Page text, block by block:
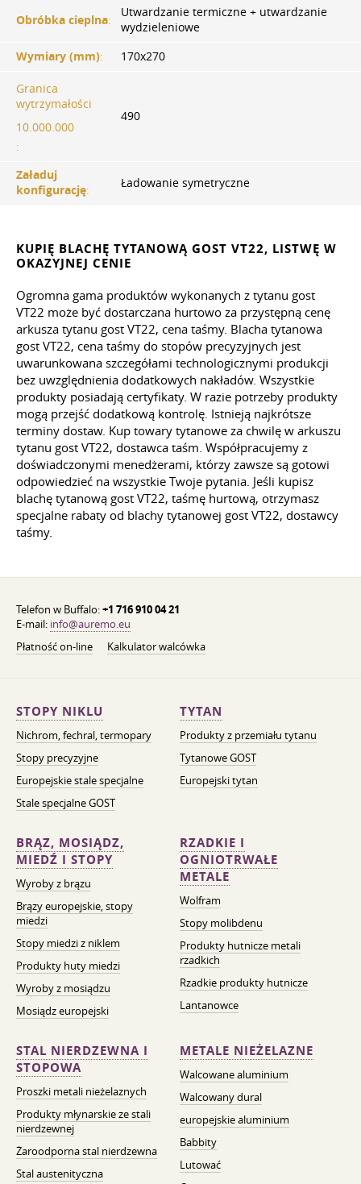
Obróbka cieplna:
Utwardzanie termiczne + utwardzanie
wydzieleniowe
Wymiary (mm): 170x270
Granica
wytrzymałości
10.000.000
:
490
Załaduj
konfigurację:
Ładowanie symetryczne
KUPIĘ BLACHĘ TYTANOWĄ GOST VT22, LISTWĘ W
OKAZYJNEJ CENIE
Ogromna gama produktów wykonanych z tytanu gost
VT22 może być dostarczana hurtowo za przystępną cenę
arkusza tytanu gost VT22, cena taśmy. Blacha tytanowa
gost VT22, cena taśmy do stopów precyzyjnych jest
uwarunkowana szczegółami technologicznymi produkcji
bez uwzględnienia dodatkowych nakładów. Wszystkie
produkty posiadają certyfikaty. W razie potrzeby produkty
mogą przejść dodatkową kontrolę. Istnieją najkrótsze
terminy dostaw. Kup towary tytanowe za chwilę w arkuszu
tytanu gost VT22, dostawca taśm. Współpracujemy z
doświadczonymi menedżerami, którzy zawsze są gotowi
odpowiedzieć na wszystkie Twoje pytania. Jeśli kupisz
blachę tytanową gost VT22, taśmę hurtową, otrzymasz
specjalne rabaty od blachy tytanowej gost VT22, dostawcy
taśmy.
Telefon w Buffalo:+1 716 910 04 21
E-mail: info@auremo.eu
Płatność on-line
Kalkulator walcówka
STOPY NIKLU
Nichrom, fechral, termopary
Stopy precyzyjne
Europejskie stale specjalne
Stale specjalne GOST
TYTAN
Produkty z przemiału tytanu
Tytanowe GOST
Europejski tytan
BRĄZ, MOSIĄDZ,
MIEDŹ I STOPY
Wyroby z brązu
Brązy europejskie, stopy
miedzi
Stopy miedzi z niklem
Produkty huty miedzi
Wyroby z mosiądzu
Mosiądz europejski
RZADKIE I
OGNIOTRWAŁE
METALE
Wolfram
Stopy molibdenu
Produkty hutnicze metali
rzadkich
Rzadkie produkty hutnicze
Lantanowce
STAL NIERDZEWNA I
STOPOWA
Proszki metali nieżelaznych
Produkty młynarskie ze stali
nierdzewnej
Żaroodporna stal nierdzewna
Stal austenityczna
METALE NIEŻELAZNE
Walcowane aluminium
Walcowany dural
europejskie aluminium
Babbity
Lutować